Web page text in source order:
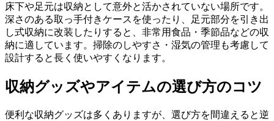
床下や足元は収納として意外と活かされていない場所です。
深さのある取っ手付きケースを使ったり、足元部分を引き出
し式収納に改装したりすると、非常用食品・季節品などの収
納に適しています。掃除のしやすさ・湿気の管理も考慮して
設計すると長く使いやすくなります。
収納グッズやアイテムの選び方のコツ
便利な収納グッズは多くありますが、選び方を間違えると逆